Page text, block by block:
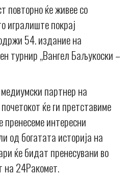
повторно ќе живее со
игралиште покрај
54. издание на
турнир „Вангел Баљукоски –
партнер на
ќе ги претставиме
пренесеме интересни
од богатата историја на
ќе бидат пренесувани во
на 24Ракомет.